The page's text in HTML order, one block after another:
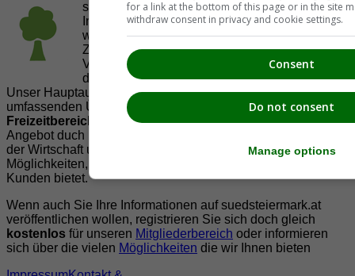
suedsteiermark.at ist eine von vielen
Internetadressen derJetztMedien.com Medien,
welche es sich zur Aufgabe gemacht hat, in
Zusammenarbeit mit regionalen Firmen,
Vereinen und Institutionen die
Vielfälltigkeit
der Region Südsteiermark zu präsentieren.
Unser Hauptaugenmerk liegt dabei, der Bevölkerung einen
umfassenden Überblick der Möglichkeiten im
Freizeitbereich
zu vermittelt. Abgerundet wird dieses
Angebot duch Informationen zur regionalen
der Wirtschaft und der Präsentation der zahlreichen
Möglichkeiten, welche die
Kunden bietet.
Wenn auch Sie Ihre Informationen auf suedsteiermark.at
veröffentlichen wollen, registrieren Sie sich doch gleich
kostenlos für unseren Mitgliederbereich oder informieren
sich über die vielen Möglichkeiten die wir Ihnen bieten
for a link at the bottom of this page or in the site
withdraw consent in privacy and cookie settings.
Consent
Do not consent
Manage options